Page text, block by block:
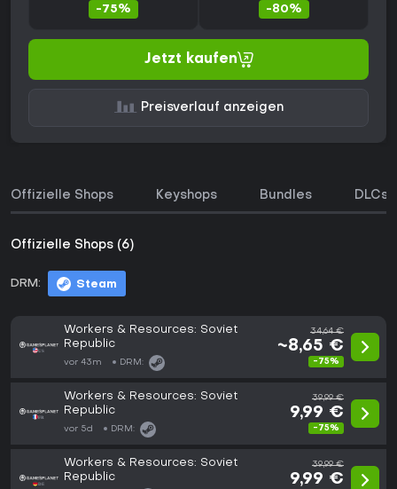
-75% -80%
Jetzt kaufen
Preisverlauf anzeigen
Offizielle Shops Keyshops Bundles DLCs
Offizielle Shops (6)
DRM: Steam
Workers & Resources: Soviet
Republic
vor 43m DRM:
34,64 €
~8,65 €
-75%
Workers & Resources: Soviet
Republic
vor 5d DRM:
39,99 €
9,99 €
-75%
Workers & Resources: Soviet
Republic
39,99 €
9,99 €